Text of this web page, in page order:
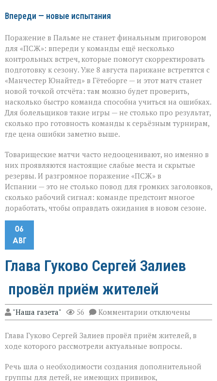
Впереди — новые испытания
Поражение в Пальме не станет финальным приговором
для «ПСЖ»: впереди у команды ещё несколько
контрольных встреч, которые помогут скорректировать
подготовку к сезону. Уже 8 августа парижане встретятся с
«Манчестер Юнайтед» в Гётеборге — и этот матч станет
новой точкой отсчёта: там можно будет проверить,
насколько быстро команда способна учиться на ошибках.
Для болельщиков такие игры — не столько про результат,
сколько про готовность команды к серьёзным турнирам,
где цена ошибки заметно выше.
Товарищеские матчи часто недооценивают, но именно в
них проявляются настоящие слабые места и скрытые
резервы. И разгромное поражение «ПСЖ» в
Испании — это не столько повод для громких заголовков,
сколько рабочий сигнал: команде предстоит многое
доработать, чтобы оправдать ожидания в новом сезоне.
06
АВГ
Глава Гуково Сергей Залиев
провёл приём жителей
"Наша газета" 56 Комментарии к
записи
Гуково
Сергей
Залиев
приём
жителей
отключены
Глава Гуково Сергей Залиев провёл приём жителей, в
ходе которого рассмотрели актуальные вопросы.
Речь шла о необходимости создания дополнительной
группы для детей, не имеющих прививок,